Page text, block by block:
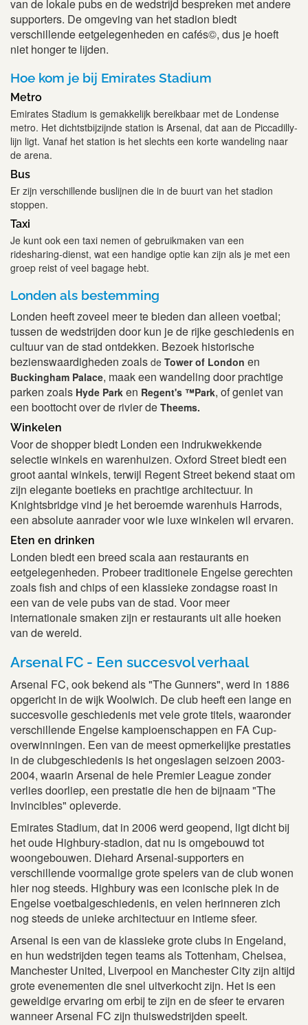
van de lokale pubs en de wedstrijd bespreken met andere
supporters. De omgeving van het stadion biedt
verschillende eetgelegenheden en cafés©, dus je hoeft
niet honger te lijden.
Hoe kom je bij Emirates Stadium
Metro
Emirates Stadium is gemakkelijk bereikbaar met de Londense
metro. Het dichtstbijzijnde station is Arsenal, dat aan de Piccadilly-
lijn ligt. Vanaf het station is het slechts een korte wandeling naar
de arena.
Bus
Er zijn verschillende buslijnen die in de buurt van het stadion
stoppen.
Taxi
Je kunt ook een taxi nemen of gebruikmaken van een
ridesharing-dienst, wat een handige optie kan zijn als je met een
groep reist of veel bagage hebt.
Londen als bestemming
Londen heeft zoveel meer te bieden dan alleen voetbal;
tussen de wedstrijden door kun je de rijke geschiedenis en
cultuur van de stad ontdekken. Bezoek historische
bezienswaardigheden zoals de Tower of London en
Buckingham Palace, maak een wandeling door prachtige
parken zoals Hyde Park en Regent's ™Park, of geniet van
een boottocht over de rivier de Theems.
Winkelen
Voor de shopper biedt Londen een indrukwekkende
selectie winkels en warenhuizen. Oxford Street biedt een
groot aantal winkels, terwijl Regent Street bekend staat om
zijn elegante boetieks en prachtige architectuur. In
Knightsbridge vind je het beroemde warenhuis Harrods,
een absolute aanrader voor wie luxe winkelen wil ervaren.
Eten en drinken
Londen biedt een breed scala aan restaurants en
eetgelegenheden. Probeer traditionele Engelse gerechten
zoals fish and chips of een klassieke zondagse roast in
een van de vele pubs van de stad. Voor meer
internationale smaken zijn er restaurants uit alle hoeken
van de wereld.
Arsenal FC - Een succesvol verhaal
Arsenal FC, ook bekend als "The Gunners", werd in 1886
opgericht in de wijk Woolwich. De club heeft een lange en
succesvolle geschiedenis met vele grote titels, waaronder
verschillende Engelse kampioenschappen en FA Cup-
overwinningen. Een van de meest opmerkelijke prestaties
in de clubgeschiedenis is het ongeslagen seizoen 2003-
2004, waarin Arsenal de hele Premier League zonder
verlies doorliep, een prestatie die hen de bijnaam "The
Invincibles" opleverde.
Emirates Stadium, dat in 2006 werd geopend, ligt dicht bij
het oude Highbury-stadion, dat nu is omgebouwd tot
woongebouwen. Diehard Arsenal-supporters en
verschillende voormalige grote spelers van de club wonen
hier nog steeds. Highbury was een iconische plek in de
Engelse voetbalgeschiedenis, en velen herinneren zich
nog steeds de unieke architectuur en intieme sfeer.
Arsenal is een van de klassieke grote clubs in Engeland,
en hun wedstrijden tegen teams als Tottenham, Chelsea,
Manchester United, Liverpool en Manchester City zijn altijd
grote evenementen die snel uitverkocht zijn. Het is een
geweldige ervaring om erbij te zijn en de sfeer te ervaren
wanneer Arsenal FC zijn thuiswedstrijden speelt.